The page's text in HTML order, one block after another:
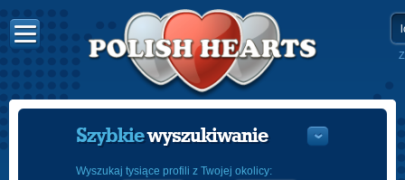
Szybkiewyszukiwanie
Wyszukaj tysiące profili z Twojej okolicy: